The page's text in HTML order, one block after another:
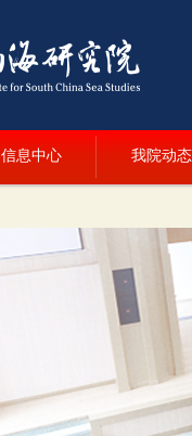
信息中心 我院动态